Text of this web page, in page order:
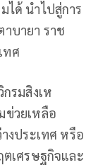
ได้ นำไปสู่การ
บายา ราช
ทศ
รมสิงเห
ข่วยเหลือ
งประเทศ หรือ
ตเศรษฐกิจและ